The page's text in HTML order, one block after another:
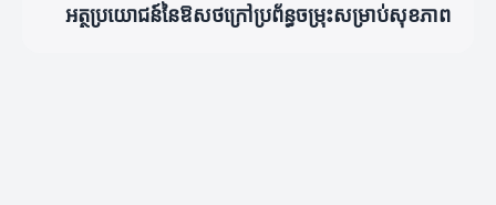
អត្ថប្រយោជន៍នៃឱសថក្រៅប្រព័ន្ធចម្រុះសម្រាប់សុខភាព